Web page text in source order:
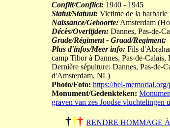
Conflit/Conflict: 1940 - 1945
Statut/Statuut: Victime de la
Naissance/Geboorte: Amsterdam
Décès/Overlijden: Dannes, Pas-de-
Grade/Régiment - Graad/Regiment:
Plus d'infos/Meer info: Fils
camp Tibor à Dannes, Pas-de-
Dernière sépulture: Dannes, Pas-de-
d'Amsterdam, NL)
Photo/Foto: https://bel-
Monument/Gedenkteken:
graven van zes Joodse vluchtelingen
††† RENDRE HOMMAGE